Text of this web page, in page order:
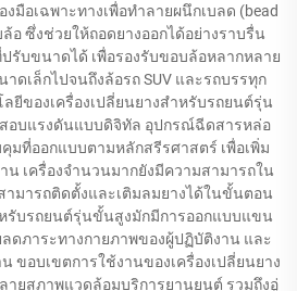
มือเฉพาะทางเพื่อทำลายผนึกเบลด (bead
อ ซึ่งช่วยให้ถอดยางออกได้อย่างราบรื่น
รับขนาดได้ เพื่อรองรับขอบล้อหลากหลาย
ดเล็กไปจนถึงล้อรถ SUV และรถบรรทุก
ยีของเครื่องเปลี่ยนยางสำหรับรถยนต์รุ่น
อบแรงดันแบบดิจิทัล อุปกรณ์ฉีดสารหล่อ
มที่ออกแบบตามหลักสรีรศาสตร์ เพื่อเพิ่ม
เครื่องจำนวนมากยังมีความสามารถใน
ามารถติดตั้งและเติมลมยางได้ในขั้นตอน
หรับรถยนต์รุ่นขั้นสูงมักมีการออกแบบแขน
ลดภาระทางกายภาพของผู้ปฏิบัติงาน และ
ขอบเขตการใช้งานของเครื่องเปลี่ยนยาง
ยสภาพแวดล้อมบริการยานยนต์ รวมถึงอู่